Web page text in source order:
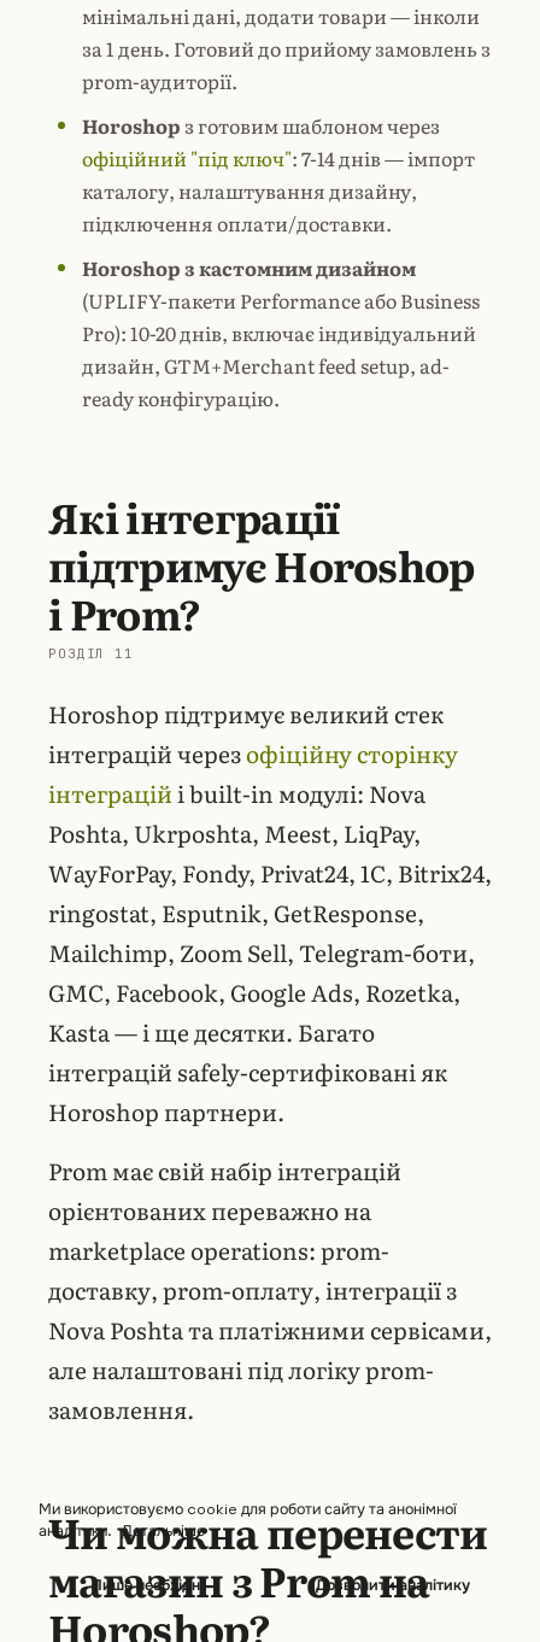
мінімальні дані, додати товари — інколи
за 1 день. Готовий до прийому замовлень з
prom-аудиторії.
Horoshop з готовим шаблоном через
офіційний "під ключ": 7-14 днів — імпорт
каталогу, налаштування дизайну,
підключення оплати/доставки.
Horoshop з кастомним дизайном
(UPLIFY-пакети Performance або Business
Pro): 10-20 днів, включає індивідуальний
дизайн,GTM+Merchant feed setup, ad-
ready конфігурацію.
Які інтеграції
підтримує Horoshop
і Prom?
Horoshop підтримує великий стек
інтеграцій черезофіційну сторінку
інтеграційі built-in модулі: Nova
Poshta, Ukrposhta, Meest, LiqPay,
WayForPay, Fondy, Privat24, 1С, Bitrix24,
ringostat, Esputnik, GetResponse,
Mailchimp, Zoom Sell, Telegram-боти,
GMC, Facebook, Google Ads, Rozetka,
Kasta — і ще десятки. Багато
інтеграцій safely-сертифіковані як
Horoshop партнери.
Prom має свій набір інтеграцій
орієнтованих переважно на
marketplace operations: prom-
доставку, prom-оплату, інтеграції з
Nova Poshta та платіжними сервісами,
але налаштовані під логіку prom-
замовлення.
Чи можна перенести
магазин з Prom на
Horoshop?
Ми використовуємо cookie для роботи сайту та анонімної
аналітики. Детальніше
Лише необхідні Дозволити аналітику